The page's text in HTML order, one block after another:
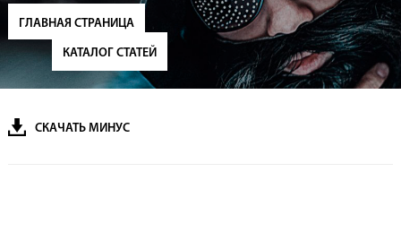
ГЛАВНАЯ СТРАНИЦА
КАТАЛОГ СТАТЕЙ
СКАЧАТЬ МИНУС